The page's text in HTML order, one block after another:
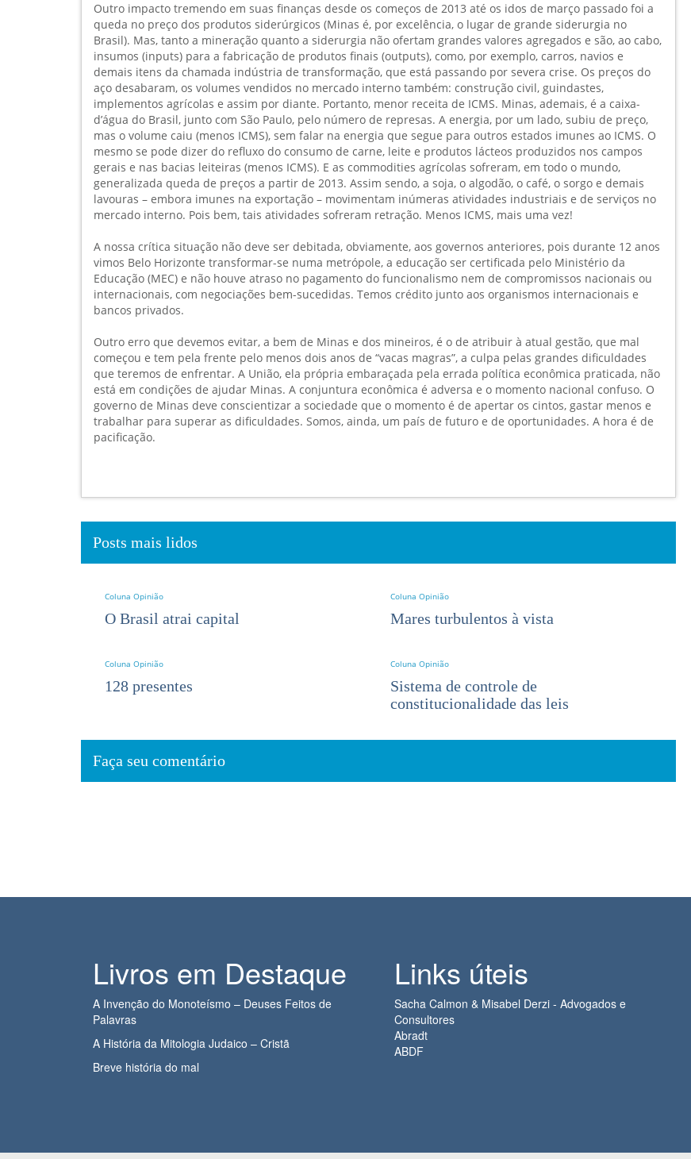
Outro impacto tremendo em suas finanças desde os começos de 2013 até os idos de março passado foi a
queda no preço dos produtos siderúrgicos (Minas é, por excelência, o lugar de grande siderurgia no
Brasil). Mas, tanto a mineração quanto a siderurgia não ofertam grandes valores agregados e são, ao cabo,
insumos (inputs) para a fabricação de produtos finais (outputs), como, por exemplo, carros, navios e
demais itens da chamada indústria de transformação, que está passando por severa crise. Os preços do
aço desabaram, os volumes vendidos no mercado interno também: construção civil, guindastes,
implementos agrícolas e assim por diante. Portanto, menor receita de ICMS. Minas, ademais, é a caixa-
d’água do Brasil, junto com São Paulo, pelo número de represas. A energia, por um lado, subiu de preço,
mas o volume caiu (menos ICMS), sem falar na energia que segue para outros estados imunes ao ICMS. O
mesmo se pode dizer do refluxo do consumo de carne, leite e produtos lácteos produzidos nos campos
gerais e nas bacias leiteiras (menos ICMS). E as commodities agrícolas sofreram, em todo o mundo,
generalizada queda de preços a partir de 2013. Assim sendo, a soja, o algodão, o café, o sorgo e demais
lavouras – embora imunes na exportação – movimentam inúmeras atividades industriais e de serviços no
mercado interno. Pois bem, tais atividades sofreram retração. Menos ICMS, mais uma vez!
A nossa crítica situação não deve ser debitada, obviamente, aos governos anteriores, pois durante 12 anos
vimos Belo Horizonte transformar-se numa metrópole, a educação ser certificada pelo Ministério da
Educação (MEC) e não houve atraso no pagamento do funcionalismo nem de compromissos nacionais ou
internacionais, com negociações bem-sucedidas. Temos crédito junto aos organismos internacionais e
bancos privados.
Outro erro que devemos evitar, a bem de Minas e dos mineiros, é o de atribuir à atual gestão, que mal
começou e tem pela frente pelo menos dois anos de “vacas magras”, a culpa pelas grandes dificuldades
que teremos de enfrentar. A União, ela própria embaraçada pela errada política econômica praticada, não
está em condições de ajudar Minas. A conjuntura econômica é adversa e o momento nacional confuso. O
governo de Minas deve conscientizar a sociedade que o momento é de apertar os cintos, gastar menos e
trabalhar para superar as dificuldades. Somos, ainda, um país de futuro e de oportunidades. A hora é de
pacificação.
Posts mais lidos
Coluna Opinião
O Brasil atrai capital
Coluna Opinião
Mares turbulentos à vista
Coluna Opinião
128 presentes
Coluna Opinião
Sistema de controle de
constitucionalidade das leis
Faça seu comentário
Livros em Destaque
A Invenção do Monoteísmo – Deuses Feitos de
Palavras
A História da Mitologia Judaico – Cristã
Breve história do mal
Links úteis
Sacha Calmon & Misabel Derzi - Advogados e
Consultores
Abradt
ABDF